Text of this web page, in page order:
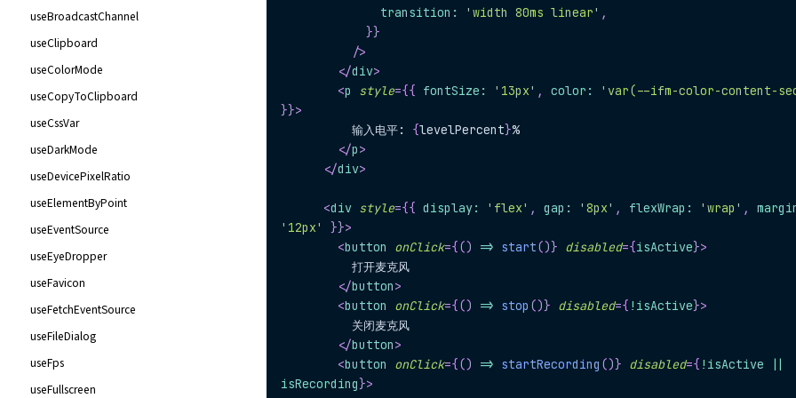
useBroadcastChannel
useClipboard
useColorMode
useCopyToClipboard
useCssVar
useDarkMode
useDevicePixelRatio
useElementByPoint
useEventSource
useEyeDropper
useFavicon
useFetchEventSource
useFileDialog
useFps
useFullscreen
              transition
: 'width 80ms linear' ,
}}
/>
</div>
<p style={{ fontSize : '13px' , color :
'var(--ifm-color-content-
}}>
          输入电平:
{levelPercent}%
</p>
</div>
<div style={{ display: 'flex' , gap : '8px' , flexWrap : 'wrap' ,
'12px'
}}>
<button onClick={() => start()} disabled={isActive}>
          打开麦克风
</button>
<button onClick={() => stop ()} disabled={ ! isActive}>
          关闭麦克风
</button>
<button onClick={() => startRecording ()} disabled={ ! isActive
||
isRecording}>